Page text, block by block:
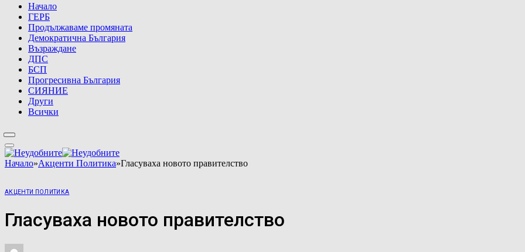
Начало
ГЕРБ
Продължаваме промяната
Демократична България
Възраждане
ДПС
БСП
Прогресивна България
СИЯНИЕ
Други
Всички
Начало»Акценти Политика»Гласуваха новото правителство
АКЦЕНТИ ПОЛИТИКА
Гласуваха новото правителство